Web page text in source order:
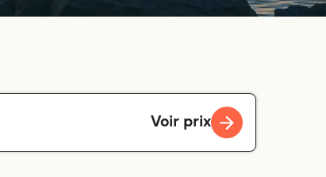
Voir prix